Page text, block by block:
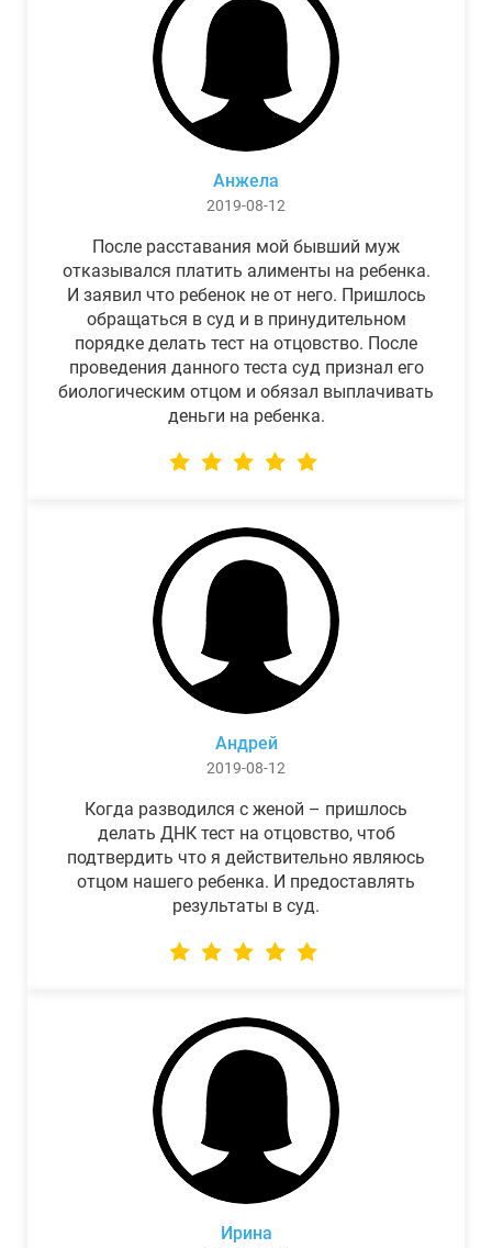
Анжела
2019-08-12
После расставания мой бывший муж
отказывался платить алименты на ребенка.
И заявил что ребенок не от него. Пришлось
обращаться в суд и в принудительном
порядке делать тест на отцовство. После
проведения данного теста суд признал его
биологическим отцом и обязал выплачивать
деньги на ребенка.
Андрей
2019-08-12
Когда разводился с женой – пришлось
делать ДНК тест на отцовство, чтоб
подтвердить что я действительно являюсь
отцом нашего ребенка. И предоставлять
результаты в суд.
Ирина